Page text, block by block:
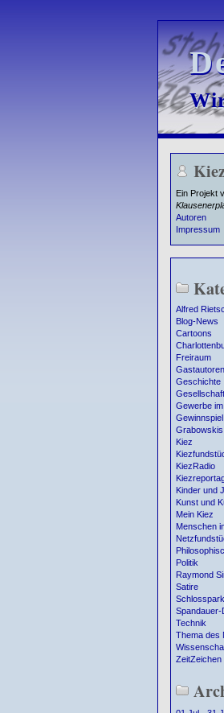
Ein Projekt
Autoren
Impressum
Alfred
Blog-News
Cartoons
Freiraum
Gastautoren
Geschichte
Gesellschaft
Gewerbe
Gewinnspiel
Kiez
KiezRadio
Kinder und
Kunst und
Mein Kiez
Menschen
Politik
Raymond
Satire
Schlosspark
Technik
Thema des
ZeitZeichen